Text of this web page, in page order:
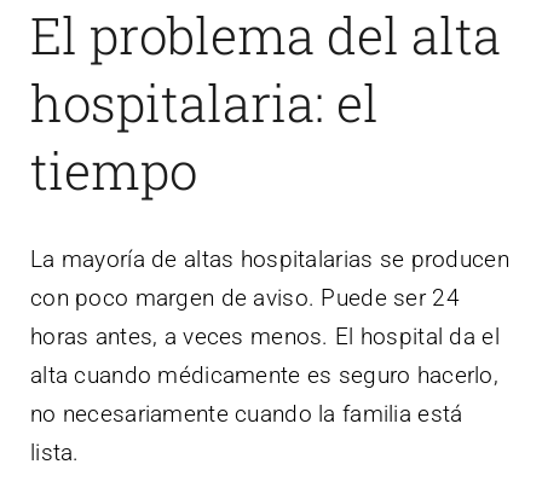
El problema del alta
hospitalaria: el
tiempo
La mayoría de altas hospitalarias se producen
con poco margen de aviso. Puede ser 24
horas antes, a veces menos. El hospital da el
alta cuando médicamente es seguro hacerlo,
no necesariamente cuando la familia está
lista.